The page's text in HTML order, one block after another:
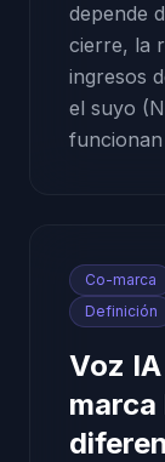
depende
cierre, la
ingresos
el suyo
Co-marca
Definición
Voz
marca